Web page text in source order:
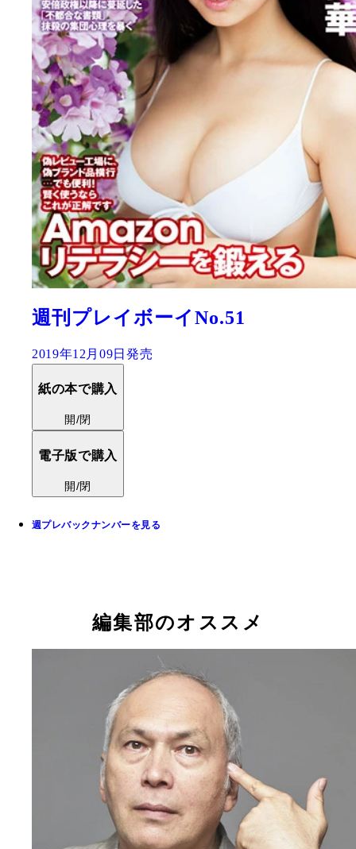
週刊プレイボーイNo.51
2019年12月09日発売
紙の本で購入
開/閉
電子版で購入
開/閉
週プレバックナンバーを見る
編集部のオススメ